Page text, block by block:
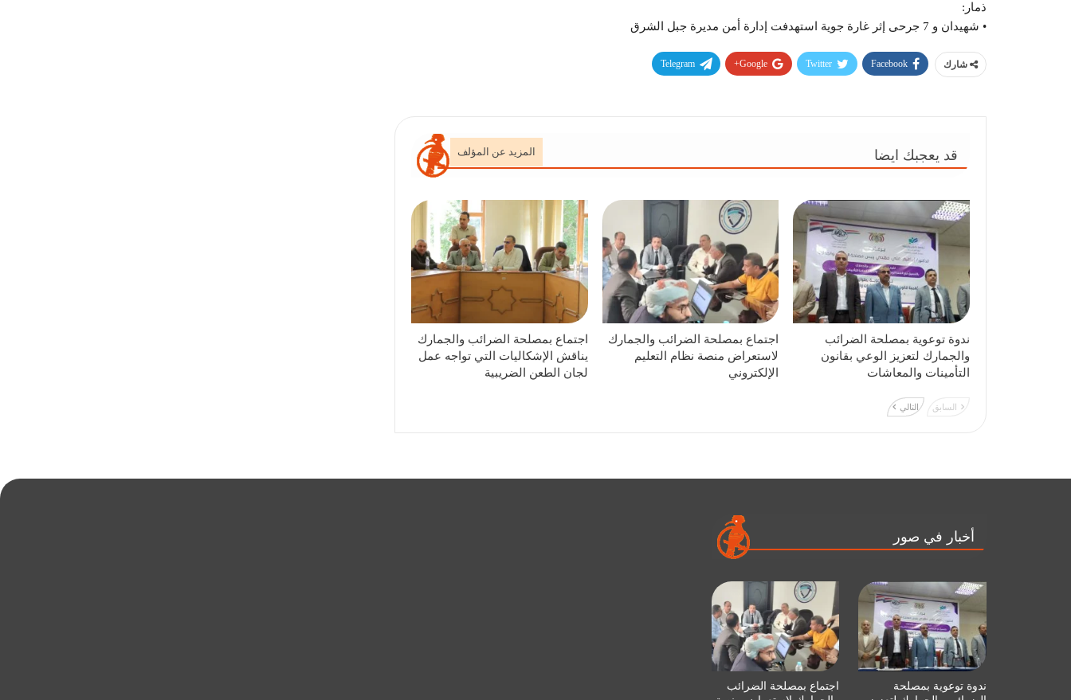
ذمار:
• شهيدان و 7 جرحى إثر غارة جوية استهدفت إدارة أمن مديرة جبل الشرق
شارك Facebook
Twitter
Google+
Telegram
قد يعجبك ايضا المزيد عن المؤلف
ندوة توعوية بمصلحة الضرائب
والجمارك لتعزيز الوعي بقانون
التأمينات والمعاشات
اجتماع بمصلحة الضرائب والجمارك
لاستعراض منصة نظام التعليم
الإلكتروني
اجتماع بمصلحة الضرائب والجمارك
يناقش الإشكاليات التي تواجه عمل
لجان الطعن الضريبية
السابق التالي
أخبار في صور
ندوة توعوية بمصلحة
اجتماع بمصلحة الضرائب